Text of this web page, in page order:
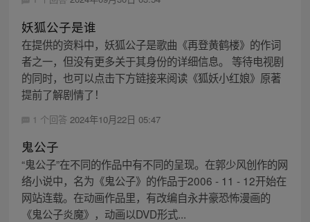
妖狐公子是谁
在提供的资料中，妖狐公子是歌曲《再登黄鹤楼》的作词
者之一，但没有更多关于其身份的详细信息。 等待电视剧
的同时，也可以点击下方链接来阅读《狐妖小红娘》原著
提前了解剧情了！
1 个回答 2024年10月22日 05:47
鬼公子
“鬼公子”在不同的作品中有不同的呈现。在郭少风创作的网
络小说中，名为《鬼公子》的作品于2006 - 11 - 12开始在
网站连载。在动画作品里，有改编自永井豪恐怖漫画的
《鬼公子炎魔》，动画以DVD形式...